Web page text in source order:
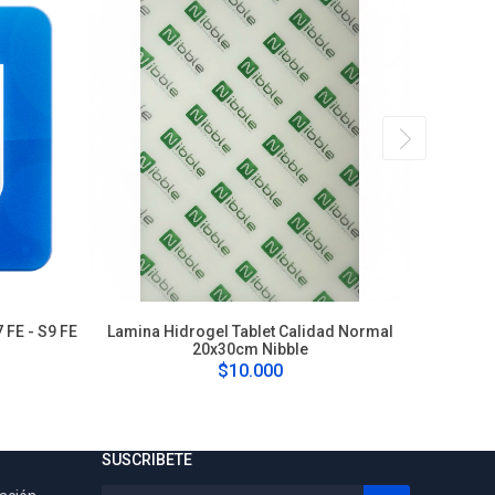
- S9 FE
Lamina Hidrogel Tablet Calidad Normal
20x30cm Nibble
$10.000
SUSCRIBETE